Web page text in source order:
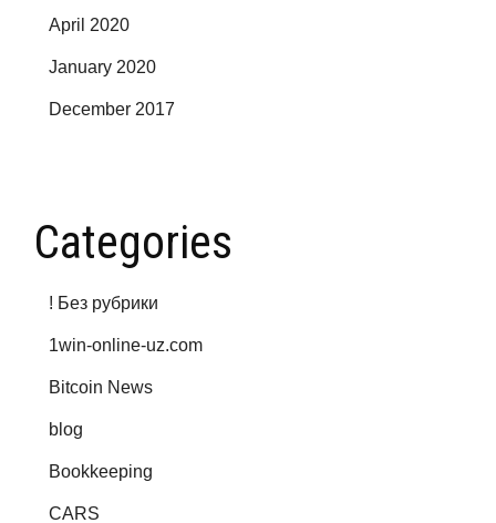
April 2020
January 2020
December 2017
Categories
! Без рубрики
1win-online-uz.com
Bitcoin News
blog
Bookkeeping
CARS